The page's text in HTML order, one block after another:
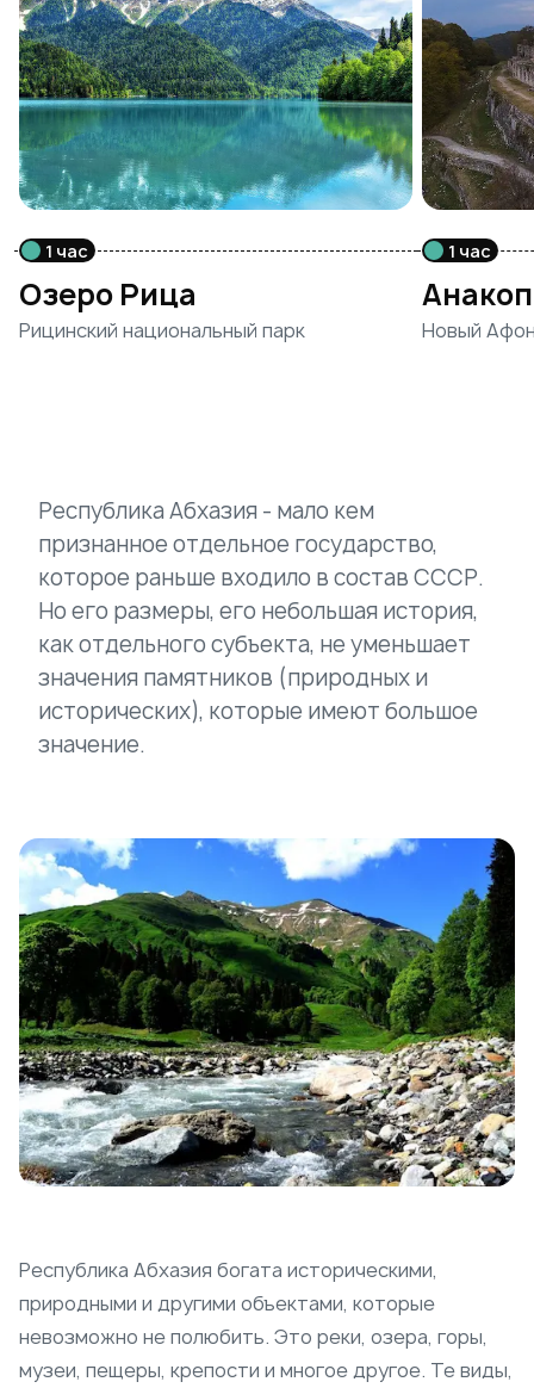
1 час
Озеро Рица
Рицинский национальный парк
1 час
Новый
Республика Абхазия - мало кем
признанное отдельное государство,
которое раньше входило в состав СССР.
Но его размеры, его небольшая история,
как отдельного субъекта, не уменьшает
значения памятников (природных и
исторических), которые имеют большое
значение.
Республика Абхазия богата историческими,
природными и другими объектами, которые
невозможно не полюбить. Это реки, озера, горы,
музеи, пещеры, крепости и многое другое. Те виды,